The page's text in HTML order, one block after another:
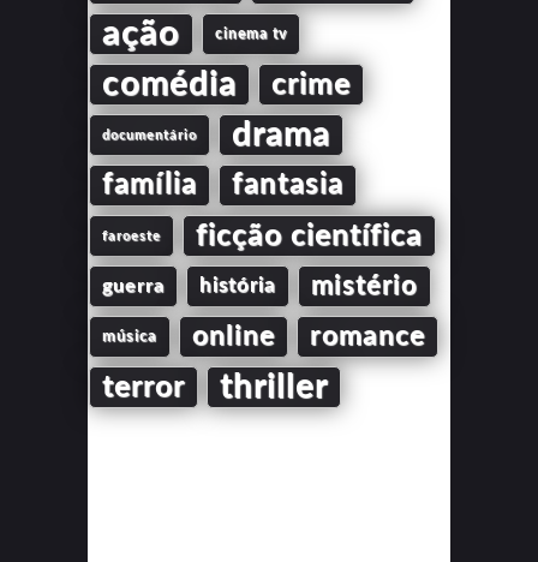
ação cinema tv
comédia crime
documentário drama
família fantasia
faroeste ficção científica
guerra história mistério
música online romance
terror thriller